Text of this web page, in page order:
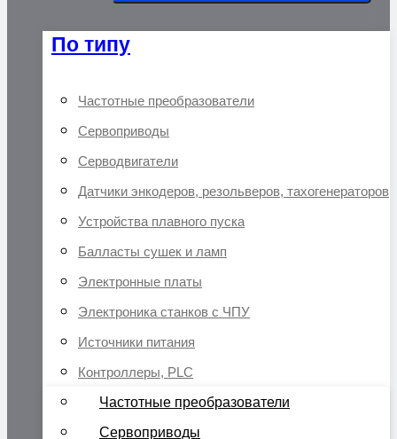
По типу
Частотные преобразователи
Сервоприводы
Серводвигатели
Датчики энкодеров, резольверов, тахогенераторов
Устройства плавного пуска
Балласты сушек и ламп
Электронные платы
Электроника станков с ЧПУ
Источники питания
Контроллеры, PLC
Частотные преобразователи
Сервоприводы